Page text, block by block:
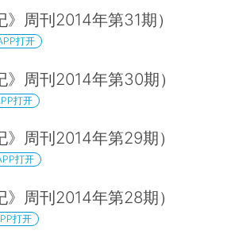
周刊2014年第31期）
打开
》周刊2014年第30期）
打开
》周刊2014年第29期）
打开
》周刊2014年第28期）
打开